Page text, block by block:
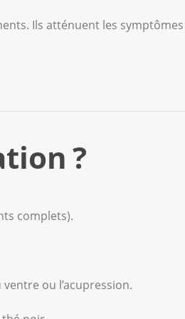
Ils atténuent les
troubles. ?
complets).
ou l’acupression.